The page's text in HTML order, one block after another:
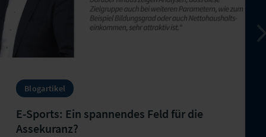
Blogartikel
E-Sports: Ein spannendes Feld für die
Assekuranz?